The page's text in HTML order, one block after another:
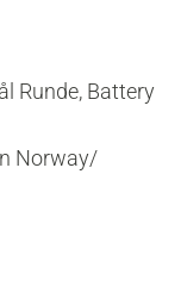
Runde, Battery
Norway/